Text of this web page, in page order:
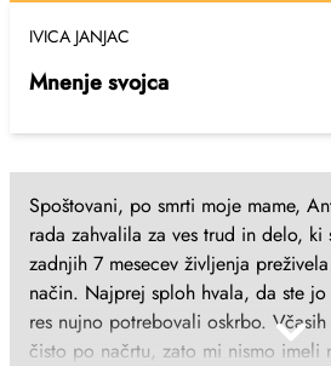
za toplino, potrpežljivost in
izkazovali – za vsako prijazno
sočutje. Veliko mi pomeni vedeti,
med ljudmi, ki so jo obravnavali s
namenili moji mami. S spoštovanjem,
IVICA JANJAC
Mnenje svojca
Spoštovani, po smrti moje mame,
rada zahvalila za ves trud in delo,
zadnjih 7 mesecev življenja
način. Najprej sploh hvala, da ste
res nujno potrebovali oskrbo.
čisto po načrtu, zato mi nismo imeli